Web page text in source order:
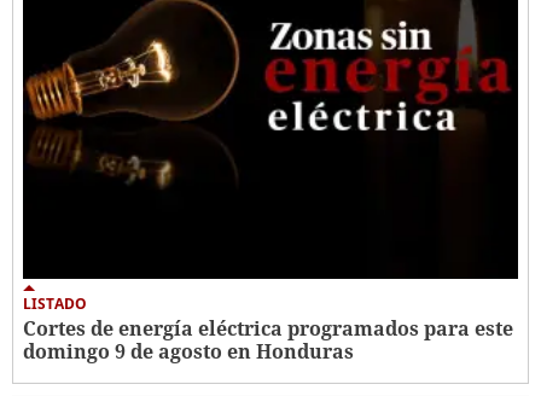
LISTADO
Cortes de energía eléctrica programados para este
domingo 9 de agosto en Honduras